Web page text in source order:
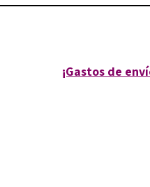
¡Gastos de